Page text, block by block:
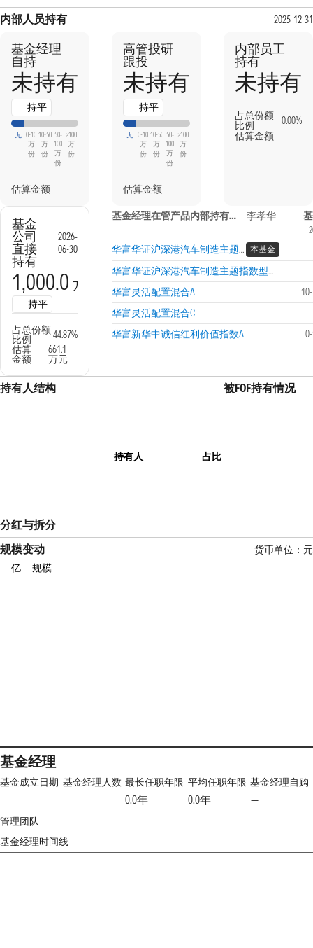
内部人员持有 2025-12-31
基金经理
自持
未持有
持平
无 0-10
万
份
10-50
万
份
50-
100
万
份
>100
万
份
估算金额 —
高管投研
跟投
未持有
持平
无 0-10
万
份
10-50
万
份
50-
100
万
份
>100
万
份
估算金额 —
内部员工
持有
未持有
占总份额
比例
0.00%
估算金额
—
基金
公司
直接
持有
2026-
06-30
1,000.0 万份
持平
占总份额
比例
44.87%
估算
金额
661.1
万元
基金经理在管产品内部持有信息 李孝华
华富华证沪深港汽车制造主题指数型发起式A 本基金
华富华证沪深港汽车制造主题指数型发起式C
华富灵活配置混合A
华富灵活配置混合C
华富新华中诚信红利价值指数A
持有人结构
持有人 占比
被FOF持有情况
分红与拆分
规模变动
货币单位：元
亿
规模
基金经理
基金成立日期 基金经理人数 最长任职年限
0.0年
平均任职年限
0.0年
基金经理自购
—
管理团队
基金经理时间线